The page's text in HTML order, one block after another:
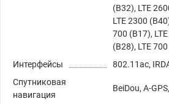
(B32), LTE
LTE 2300
700 (B17),
(B28), LTE
Интерфейсы
802.11ac,
Спутниковая
навигация
BeiDou, A-